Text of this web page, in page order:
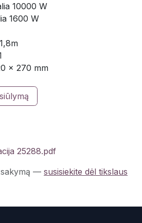
10000 W
1600 W
x 270 mm
25288.pdf
— susisiekite dėl tikslaus